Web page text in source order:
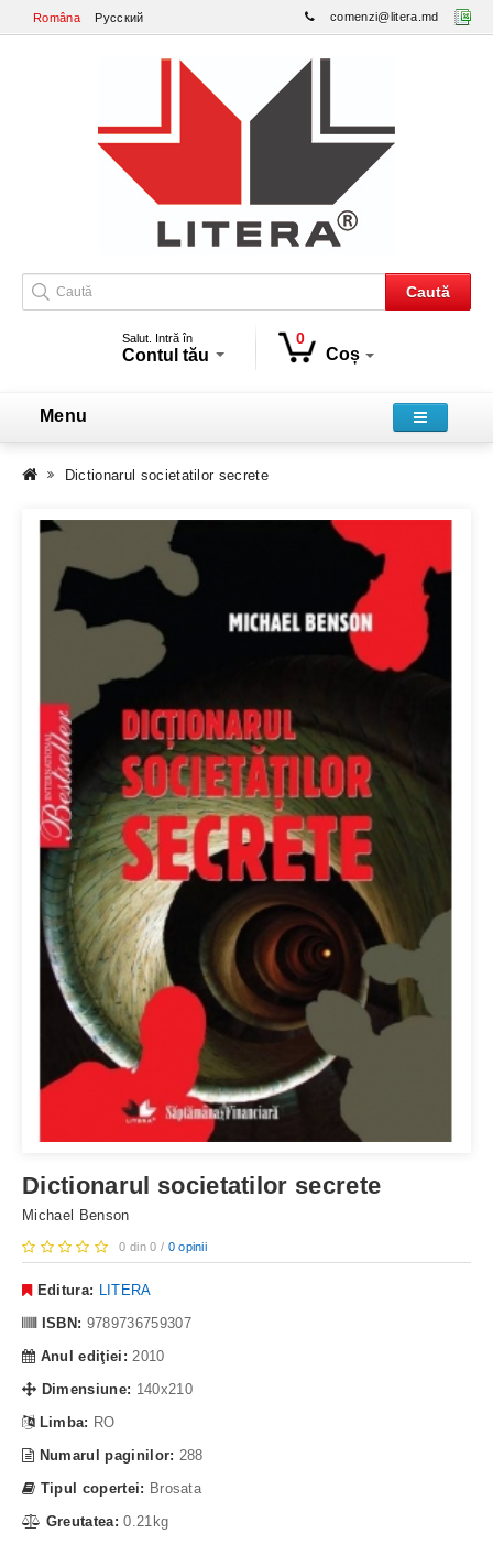
Româna Русский comenzi@litera.md
Caută
Salut. Intră în
Contul tău
0
Coș
Menu
Dictionarul societatilor secrete
Dictionarul societatilor secrete
Michael Benson
0 din 0 / 0 opinii
Editura: LITERA
ISBN: 9789736759307
Anul ediţiei: 2010
Dimensiune: 140x210
Limba: RO
Numarul paginilor: 288
Tipul copertei: Brosata
Greutatea: 0.21kg